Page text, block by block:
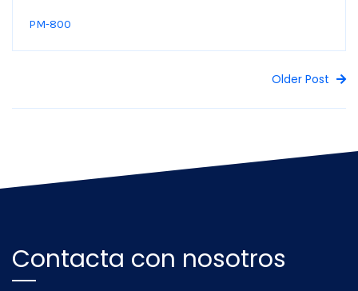
PM-800
Older Post
Contacta con nosotros